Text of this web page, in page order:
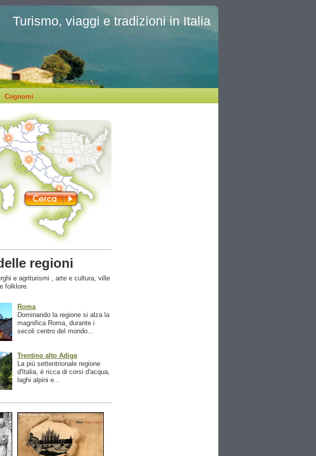
Turismo, viaggi e tradizioni in Italia
Cognomi
regioni
e agriturismi , arte e cultura, ville
folklore.
Roma
Dominando la regione si alza la
magnifica Roma, durante i
secoli centro del mondo...
Trentino alto Adige
La più settentrionale regione
d'Italia, é ricca di corsi d'acqua,
laghi alpini e...